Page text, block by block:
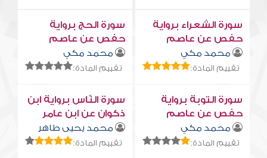
سورة الشعراء برواية
حفص عن عاصم
محمد مكي
تقييم المادة:
سورة الحج برواية
حفص عن عاصم
محمد مكي
تقييم المادة:
سورة التوبة برواية
حفص عن عاصم
محمد مكي
تقييم المادة:
سورة النّاس برواية ابن
ذكوان عن ابن عامر
محمد يحيى طاهر
تقييم المادة: